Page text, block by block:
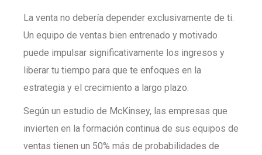
La venta no debería depender exclusivamente de ti.
Un equipo de ventas bien entrenado y motivado
puede impulsar significativamente los ingresos y
liberar tu tiempo para que te enfoques en la
estrategia y el crecimiento a largo plazo.
Según un estudio de McKinsey, las empresas que
invierten en la formación continua de sus equipos de
ventas tienen un 50% más de probabilidades de